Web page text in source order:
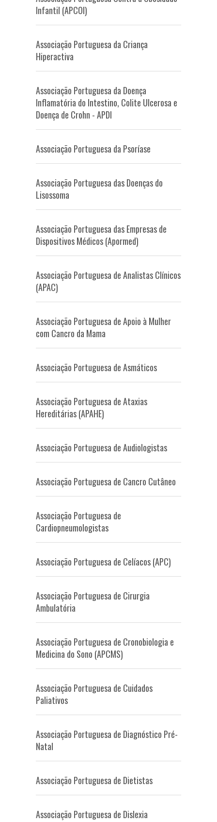
Infantil (APCOI)
Associação Portuguesa da Criança
Hiperactiva
Associação Portuguesa da Doença
Inflamatória do Intestino, Colite Ulcerosa e
Doença de Crohn - APDI
Associação Portuguesa da Psoríase
Associação Portuguesa das Doenças do
Lisossoma
Associação Portuguesa das Empresas de
Dispositivos Médicos (Apormed)
Associação Portuguesa de Analistas Clínicos
(APAC)
Associação Portuguesa de Apoio à Mulher
com Cancro da Mama
Associação Portuguesa de Asmáticos
Associação Portuguesa de Ataxias
Hereditárias (APAHE)
Associação Portuguesa de Audiologistas
Associação Portuguesa de Cancro Cutâneo
Associação Portuguesa de
Cardiopneumologistas
Associação Portuguesa de Celíacos (APC)
Associação Portuguesa de Cirurgia
Ambulatória
Associação Portuguesa de Cronobiologia e
Medicina do Sono (APCMS)
Associação Portuguesa de Cuidados
Paliativos
Associação Portuguesa de Diagnóstico Pré-
Natal
Associação Portuguesa de Dietistas
Associação Portuguesa de Dislexia